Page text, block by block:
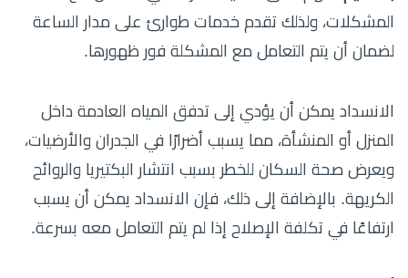
المشكلات، ولذلك تقدم خدمات طوارئ على مدار الساعة
لضمان أن يتم التعامل مع المشكلة فور ظهورها.
الانسداد يمكن أن يؤدي إلى تدفق المياه العادمة داخل
المنزل أو المنشأة، مما يسبب أضرارًا في الجدران والأرضيات،
ويعرض صحة السكان للخطر بسبب انتشار البكتيريا والروائح
الكريهة. بالإضافة إلى ذلك، فإن الانسداد يمكن أن يسبب
ارتفاعًا في تكلفة الإصلاح إذا لم يتم التعامل معه بسرعة.